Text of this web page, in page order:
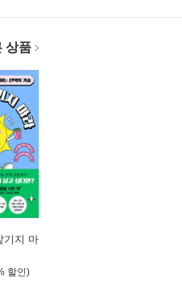
상품
기지 마
할인)